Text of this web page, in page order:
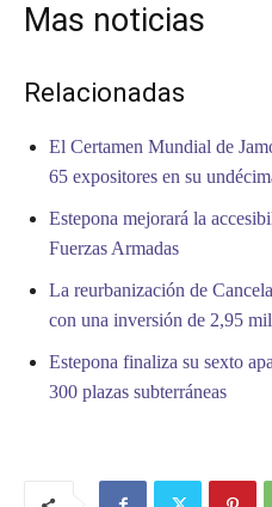
Mas noticias
Relacionadas
El Certamen Mundial de
65 expositores en su
Estepona mejorará la
Fuerzas Armadas
La reurbanización de
con una inversión de 2,95
Estepona finaliza su sexto
300 plazas subterráneas